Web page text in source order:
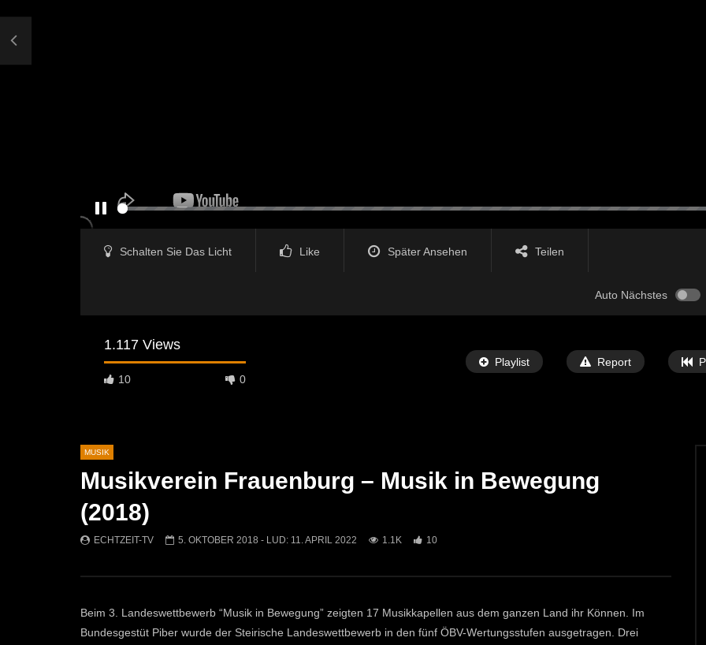
Schalten Sie Das Licht Like Später Ansehen Teilen
Auto Nächstes
1.117 Views
10 0
Playlist Report
Später Ansehen
01:10
Jasmin & Louis – Irgendwie, irgendwo,
irgendwann (Nena Cover)
Später Ansehen
04:29
Rose
03:25
MUSIK
Musikverein Frauenburg – Musik in Bewegung
(2018)
ECHTZEIT-TV 5. OKTOBER 2018 - LUD: 11. APRIL 2022 1.1K 10
Beim 3. Landeswettbewerb “Musik in Bewegung” zeigten 17 Musikkapellen aus dem ganzen Land ihr Können. Im
Bundesgestüt Piber wurde der Steirische Landeswettbewerb in den fünf ÖBV-Wertungsstufen ausgetragen. Drei